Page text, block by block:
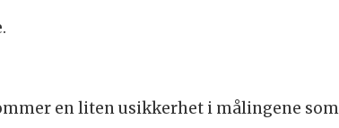
en liten usikkerhet i målingene